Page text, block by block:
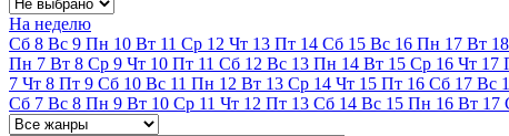
На неделю
Сб 8 Вс 9 Пн 10 Вт 11 Ср 12 Чт 13 Пт 14 Сб 15 Вс 16 Пн 17 Вт 18
Пн 7 Вт 8 Ср 9 Чт 10 Пт 11 Сб 12 Вс 13 Пн 14 Вт 15 Ср 16 Чт 17
7 Чт 8 Пт 9 Сб 10 Вс 11 Пн 12 Вт 13 Ср 14 Чт 15 Пт 16 Сб 17 Вс
Сб 7 Вс 8 Пн 9 Вт 10 Ср 11 Чт 12 Пт 13 Сб 14 Вс 15 Пн 16 Вт 17